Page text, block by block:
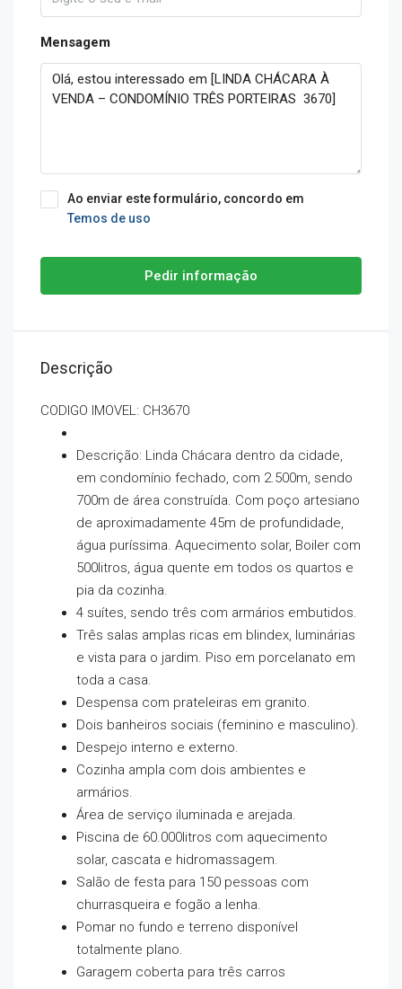
Mensagem
Ao enviar este formulário, concordo em
Temos de uso
Pedir informação
Descrição
CODIGO IMOVEL: CH3670
Descrição: Linda Chácara dentro da cidade,
em condomínio fechado, com 2.500m, sendo
700m de área construída. Com poço artesiano
de aproximadamente 45m de profundidade,
água puríssima. Aquecimento solar, Boiler com
500litros, água quente em todos os quartos e
pia da cozinha.
4 suítes, sendo três com armários embutidos.
Três salas amplas ricas em blindex, luminárias
e vista para o jardim. Piso em porcelanato em
toda a casa.
Despensa com prateleiras em granito.
Dois banheiros sociais (feminino e masculino).
Despejo interno e externo.
Cozinha ampla com dois ambientes e
armários.
Área de serviço iluminada e arejada.
Piscina de 60.000litros com aquecimento
solar, cascata e hidromassagem.
Salão de festa para 150 pessoas com
churrasqueira e fogão a lenha.
Pomar no fundo e terreno disponível
totalmente plano.
Garagem coberta para três carros